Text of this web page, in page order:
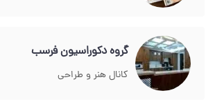
گروه دکوراسیون فرسب
کانال هنر و طراحی